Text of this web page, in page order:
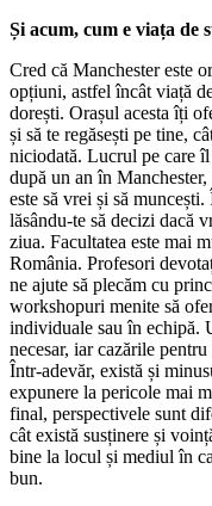
Și acum, cum e viața de
Cred că Manchester este
opțiuni, astfel încât viață
dorești. Orașul acesta îți
și să te regăsești pe tine,
niciodată. Lucrul pe care
după un an în
este să vrei și să
lăsându-te să decizi dacă
ziua. Facultatea este mai
România. Profesori
ne ajute să plecăm cu
workshopuri menite să
individuale sau în echipă.
necesar, iar cazările
Într-adevăr, există și
expunere la pericole mai
final, perspectivele sunt
cât există susținere și
bine la locul și mediul în
bun.